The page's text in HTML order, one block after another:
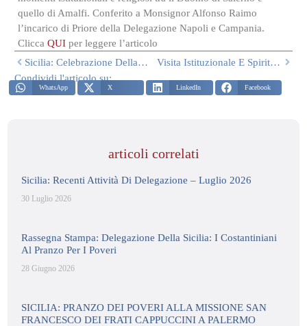
quello di Amalfi. Conferito a Monsignor Alfonso Raimo
l’incarico di Priore della Delegazione Napoli e Campania.
CliccaQUIper leggere l’articolo
Sicilia: Celebrazione Della Festa Di San Calogero A Sciacca
Visita Istituzionale E Spirituale: La Principessa Beatrice Di Borbone Delle Due Sicilie In Visita A Salerno E Amalfi
Condividi l'articolo su:
WhatsApp X LinkedIn Facebook
articoli correlati
Sicilia: Recenti Attività Di Delegazione – Luglio 2026
30 Luglio 2026
Rassegna Stampa: Delegazione Della Sicilia: I Costantiniani
Al Pranzo Per I Poveri
28 Giugno 2026
SICILIA: PRANZO DEI POVERI ALLA MISSIONE SAN
FRANCESCO DEI FRATI CAPPUCCINI A PALERMO